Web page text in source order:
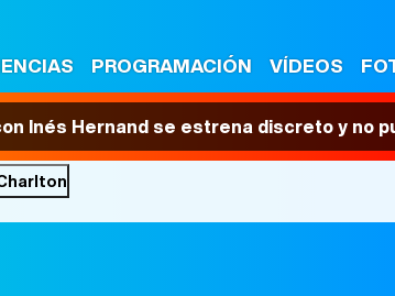
PROGRAMACIÓN VÍDEOS
Inés Hernand se estrena discreto y no